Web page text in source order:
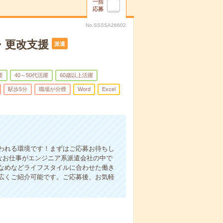
一括
応募
No.SSSSA26602
更改支援 派遣
40～50代活躍 60歳以上活躍
駅歩5分 職場が分煙 Word Excel
れる環境です！まずはご応募お待ちし
仕事がエンジニア系派遣会社の中で
などライフスタイルに合わせた働き
くご紹介可能です。ご応募後、お気軽